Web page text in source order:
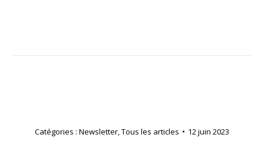
Catégories : Newsletter,Tous les articles 12 juin 2023